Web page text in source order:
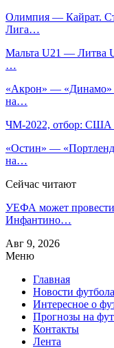
Олимпия — Кайрат.
Лига…
Мальта U21 — Литва
…
«Акрон» — «Динамо»
на…
ЧМ-2022, отбор:
«Остин» — «Портленд
на…
Сейчас читают
УЕФА может провести
Инфантино…
Авг 9, 2026
Меню
Главная
Новости футбола
Интересное о
Прогнозы на
Контакты
Лента